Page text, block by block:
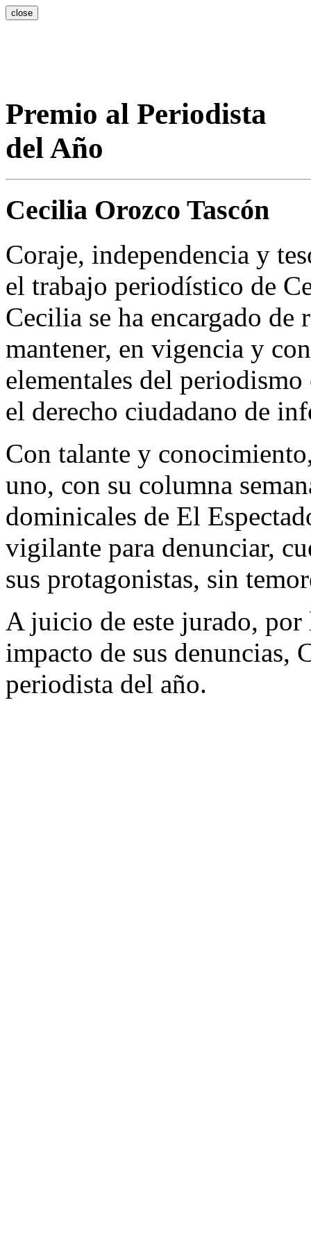
close
Premio al Periodista
del Año
Cecilia Orozco Tascón
Coraje, independencia y
el trabajo periodístico de
Cecilia se ha encargado
mantener, en vigencia y
elementales del
el derecho ciudadano de
Con talante y
uno, con su columna
dominicales de El
vigilante para denunciar,
sus protagonistas, sin
A juicio de este jurado,
impacto de sus denuncias,
periodista del año.